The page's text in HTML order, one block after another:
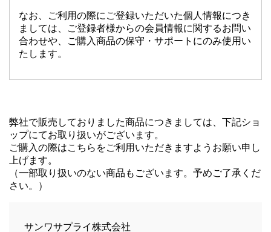
なお、ご利用の際にご登録いただいた個人情報につき
ましては、ご登録者様からの会員情報に関するお問い
合わせや、ご購入商品の保守・サポートにのみ使用い
たします。
弊社で販売しておりました商品につきましては、下記ショ
ップにてお取り扱いがございます。
ご購入の際はこちらをご利用いただきますようお願い申し
上げます。
（一部取り扱いのない商品もございます。予めご了承くだ
さい。）
サンワサプライ株式会社